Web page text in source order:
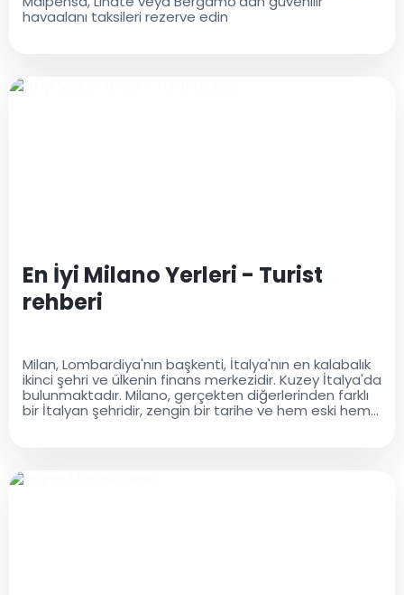
havaalanı taksileri rezerve edin
En İyi Milano Yerleri - Turist
rehberi
Milan, Lombardiya'nın başkenti, İtalya'nın en kalabalık
ikinci şehri ve ülkenin finans merkezidir. Kuzey İtalya'da
bulunmaktadır. Milano, gerçekten diğerlerinden farklı
bir İtalyan şehridir, zengin bir tarihe ve hem eski hem